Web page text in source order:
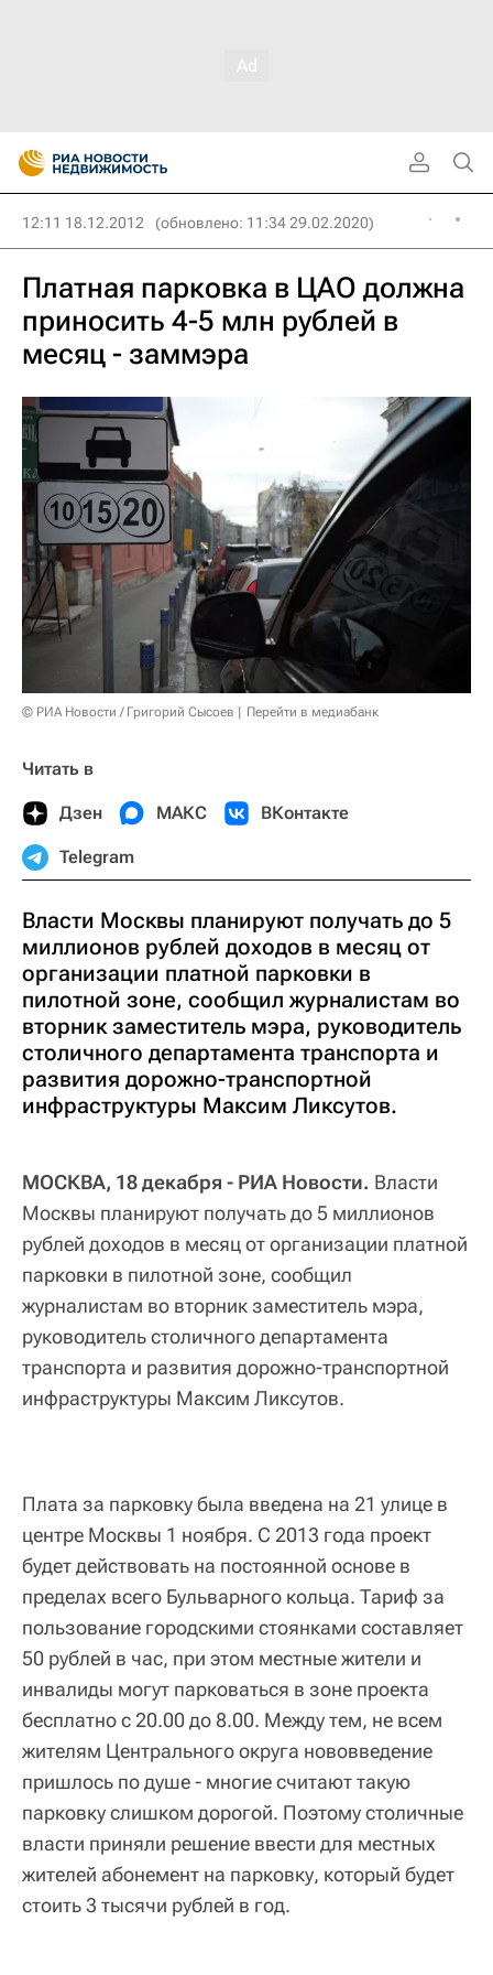
12:11 18.12.2012 (обновлено: 11:34 29.02.2020)
Платная парковка в ЦАО должна
приносить 4-5 млн рублей в
месяц - заммэра
© РИА Новости / Григорий Сысоев Перейти в медиабанк
Читать в
Дзен МАКС ВКонтакте
Telegram
Власти Москвы планируют получать до 5
миллионов рублей доходов в месяц от
организации платной парковки в
пилотной зоне, сообщил журналистам во
вторник заместитель мэра, руководитель
столичного департамента транспорта и
развития дорожно-транспортной
инфраструктуры Максим Ликсутов.
МОСКВА, 18 декабря - РИА Новости. Власти
Москвы планируют получать до 5 миллионов
рублей доходов в месяц от организации платной
парковки в пилотной зоне, сообщил
журналистам во вторник заместитель мэра,
руководитель столичного департамента
транспорта и развития дорожно-транспортной
инфраструктуры Максим Ликсутов.
Плата за парковку была введена на 21 улице в
центре Москвы 1 ноября. С 2013 года проект
будет действовать на постоянной основе в
пределах всего Бульварного кольца. Тариф за
пользование городскими стоянками составляет
50 рублей в час, при этом местные жители и
инвалиды могут парковаться в зоне проекта
бесплатно с 20.00 до 8.00. Между тем, не всем
жителям Центрального округа нововведение
пришлось по душе - многие считают такую
парковку слишком дорогой. Поэтому столичные
власти приняли решение ввести для местных
жителей абонемент на парковку, который будет
стоить 3 тысячи рублей в год.